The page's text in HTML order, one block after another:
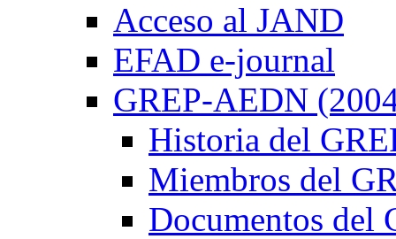
Acceso al JAND
EFAD e-journal
GREP-AEDN
Historia del
Miembros del
Documentos del